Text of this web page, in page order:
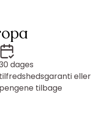
dages
tilfredshedsgaranti eller
pengene tilbage